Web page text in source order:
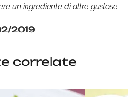
un ingrediente di altre gustose
2019
correlate